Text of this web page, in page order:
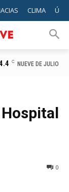
CLIMA
C NUEVE DE JULIO
0